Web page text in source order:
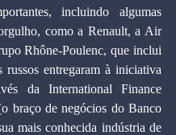
incluindo algumas
como a Renault, a Air
Rhône-Poulenc, que inclui
russos entregaram à iniciativa
da International Finance
braço de negócios do Banco
mais conhecida indústria de